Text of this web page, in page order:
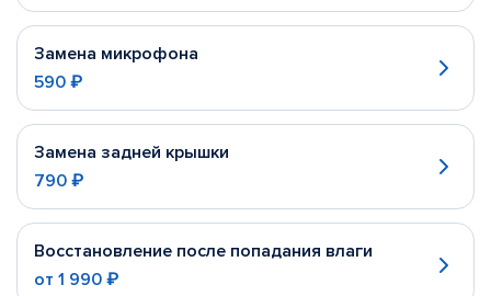
Замена микрофона
590 ₽
Замена задней крышки
790 ₽
Восстановление после попадания влаги
от 1 990 ₽